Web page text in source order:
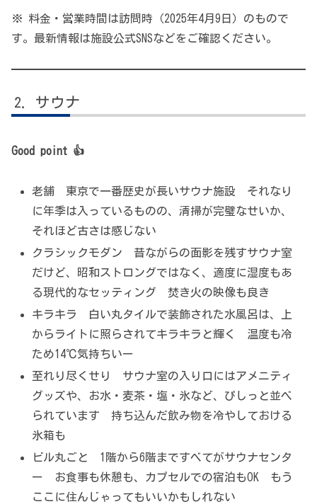
※ 料金・営業時間は訪問時（2025年4月9日）のもので
す。最新情報は施設公式SNSなどをご確認ください。
サウナ
Good point 👍
老舗 東京で一番歴史が長いサウナ施設 それなり
に年季は入っているものの、清掃が完璧なせいか、
それほど古さは感じない
クラシックモダン 昔ながらの面影を残すサウナ室
だけど、昭和ストロングではなく、適度に湿度もあ
る現代的なセッティング 焚き火の映像も良き
キラキラ 白い丸タイルで装飾された水風呂は、上
からライトに照らされてキラキラと輝く 温度も冷
ため14℃気持ちいー
至れり尽くせり サウナ室の入り口にはアメニティ
グッズや、お水・麦茶・塩・氷など、ぴしっと並べ
られています 持ち込んだ飲み物を冷やしておける
氷箱も
ビル丸ごと 1階から6階まですべてがサウナセンタ
ー お食事も休憩も、カプセルでの宿泊もOK もう
ここに住んじゃってもいいかもしれない